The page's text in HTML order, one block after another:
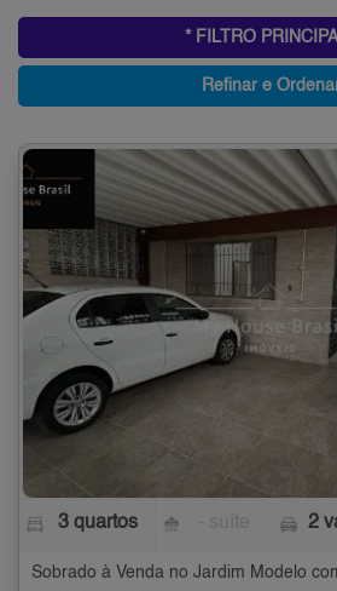
* FILTRO
Refinar e
3 quartos 2
Sobrado à Venda no Jardim Modelo